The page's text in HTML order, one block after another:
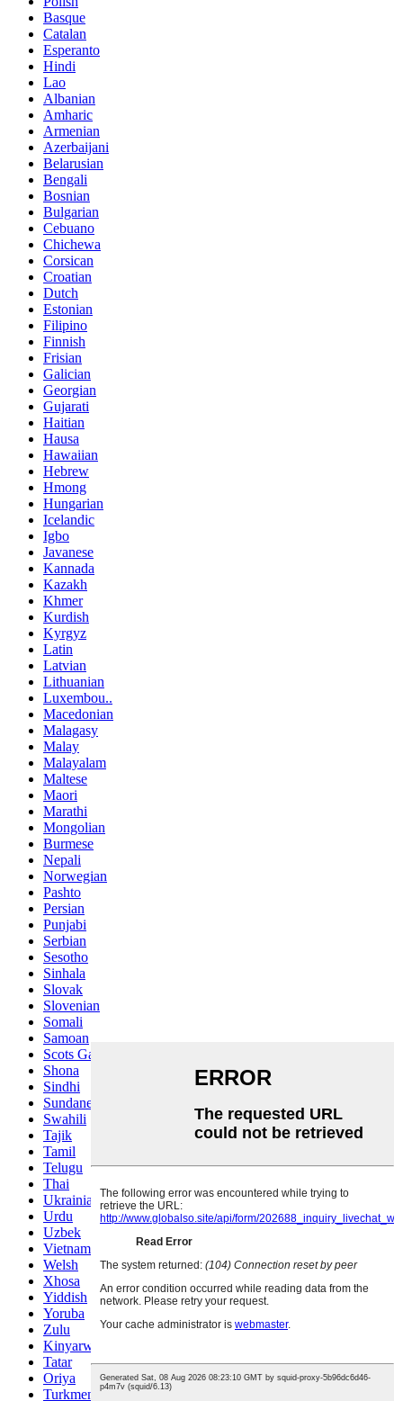
Basque
Catalan
Esperanto
Hindi
Lao
Albanian
Amharic
Armenian
Azerbaijani
Belarusian
Bengali
Bosnian
Bulgarian
Cebuano
Chichewa
Corsican
Croatian
Dutch
Estonian
Filipino
Finnish
Frisian
Galician
Georgian
Gujarati
Haitian
Hausa
Hawaiian
Hebrew
Hmong
Hungarian
Icelandic
Igbo
Javanese
Kannada
Kazakh
Khmer
Kurdish
Kyrgyz
Latin
Latvian
Lithuanian
Luxembou..
Macedonian
Malagasy
Malay
Malayalam
Maltese
Maori
Marathi
Mongolian
Burmese
Nepali
Norwegian
Pashto
Persian
Punjabi
Serbian
Sesotho
Sinhala
Slovak
Slovenian
Somali
Samoan
Scots Gaelic
Shona
Sindhi
Sundanese
Swahili
Tajik
Tamil
Telugu
Thai
Ukrainian
Urdu
Uzbek
Vietnamese
Welsh
Xhosa
Yiddish
Yoruba
Zulu
Kinyarwanda
Tatar
Oriya
Turkmen